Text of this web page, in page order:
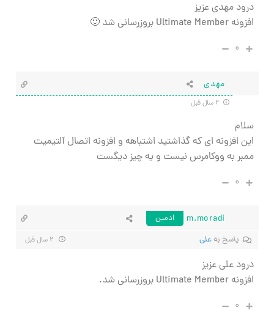
درود مهدی عزیز
افزونه Ultimate Member بروزرسانی شد 🙂
۰
مهدی
سلام
این افزونه ای که گذاشتید اشتباهه و افزونه اتصال آلتیمیت
ممبر به ووکامرس نیست و یه چیز دیگست
۰
m.moradi
ادمین
پاسخ بهعلی
درود علی عزیز
افزونه Ultimate Member بروزرسانی شد.
۰